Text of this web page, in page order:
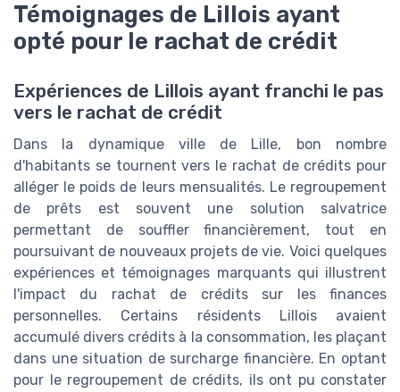
Témoignages de Lillois ayant
opté pour le rachat de crédit
Expériences de Lillois ayant franchi le pas
vers le rachat de crédit
Dans la dynamique ville de Lille, bon nombre
d'habitants se tournent vers le rachat de crédits pour
alléger le poids de leurs mensualités. Le regroupement
de prêts est souvent une solution salvatrice
permettant de souffler financièrement, tout en
poursuivant de nouveaux projets de vie. Voici quelques
expériences et témoignages marquants qui illustrent
l'impact du rachat de crédits sur les finances
personnelles. Certains résidents Lillois avaient
accumulé divers crédits à la consommation, les plaçant
dans une situation de surcharge financière. En optant
pour le regroupement de crédits, ils ont pu constater